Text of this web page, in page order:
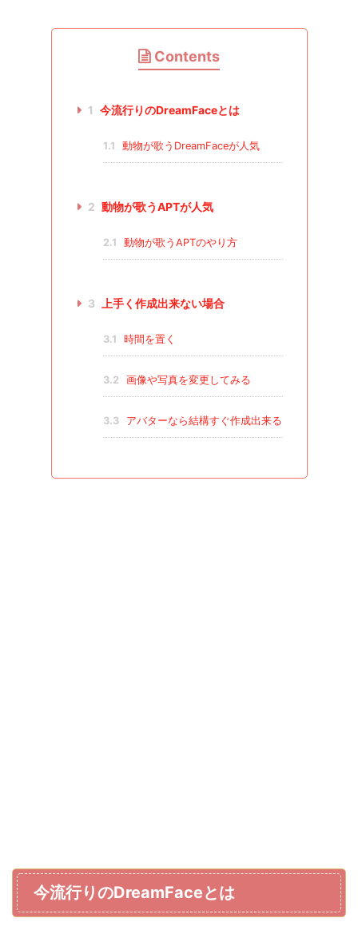
Contents
1 今流行りのDreamFaceとは
1.1 動物が歌うDreamFaceが人気
2 動物が歌うAPTが人気
2.1 動物が歌うAPTのやり方
3 上手く作成出来ない場合
3.1 時間を置く
3.2 画像や写真を変更してみる
3.3 アバターなら結構すぐ作成出来る
今流行りのDreamFaceとは